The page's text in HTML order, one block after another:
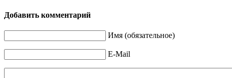
Добавить комментарий
Имя (обязательное)
E-Mail